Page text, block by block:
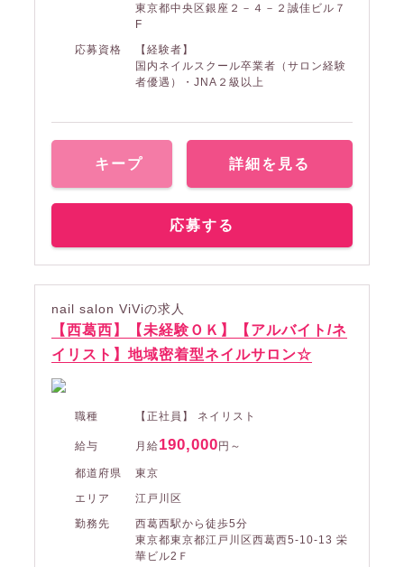
東京都中央区銀座２－４－２誠佳ビル７
F
応募資格
【経験者】
国内ネイルスクール卒業者（サロン経験
者優遇）・JNA２級以上
キープ 詳細を見る
応募する
nail salon ViViの求人
【西葛西】【未経験ＯＫ】【アルバイト/ネ
イリスト】地域密着型ネイルサロン☆
職種 【正社員】 ネイリスト
給与 月給190,000 円～
都道府県
東京
エリア
江戸川区
勤務先
西葛西駅から徒歩5分
東京都東京都江戸川区西葛西5-10-13 栄
華ビル2Ｆ